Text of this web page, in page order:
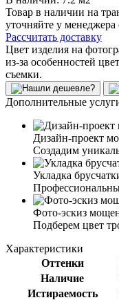
Товар в наличии на
уточняйте у менеджера
Рассчитать доставку
Цвет изделия на
из-за особенностей
съемки.
Дополнительные
Дизайн-проект
Создадим
Укладка
Фото-эскиз
Подберем цвет
Характеристики
Оттенки
Наличие
Истираемость